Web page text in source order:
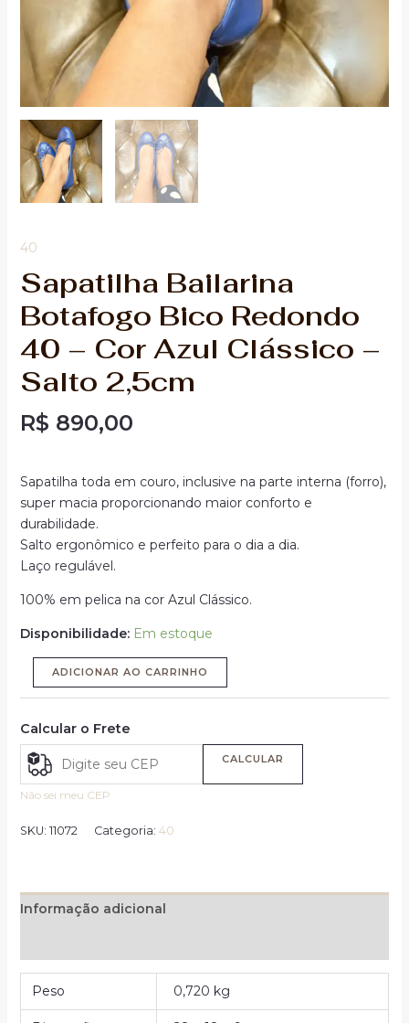
40
Sapatilha Bailarina
Botafogo Bico Redondo
40 – Cor Azul Clássico –
Salto 2,5cm
R$ 890,00
Sapatilha toda em couro, inclusive na parte interna (forro),
super macia proporcionando maior conforto e
durabilidade.
Salto ergonômico e perfeito para o dia a dia.
Laço regulável.
100% em pelica na cor Azul Clássico.
Disponibilidade: Em estoque
quantidade
ADICIONAR AO CARRINHO
Calcular o Frete
CALCULAR
Não sei meu CEP
SKU: 11072 Categoria: 40
Informação adicional
Peso 0,720 kg